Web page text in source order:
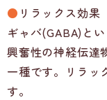
● リラックス効果
ギャバ(GABA)と
興奮性の神経伝達
一種です。リラッ
す。